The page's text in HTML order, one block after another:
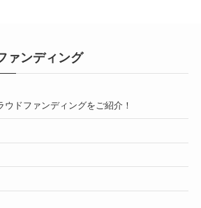
ァンディング
ウドファンディングをご紹介！